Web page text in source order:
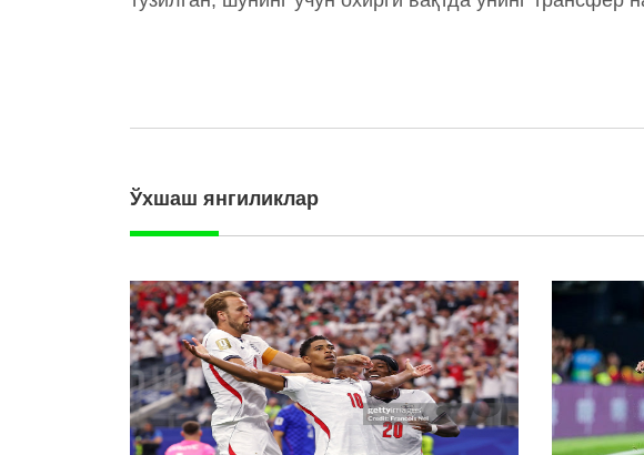
Ўхшаш янгиликлар